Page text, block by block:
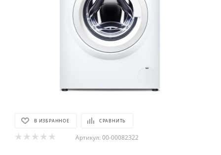
В ИЗБРАННОЕ СРАВНИТЬ
Артикул: 00-00082322